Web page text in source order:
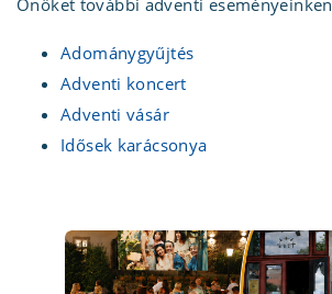
Adománygyűjtés
Adventi koncert
Adventi vásár
Idősek karácsonya